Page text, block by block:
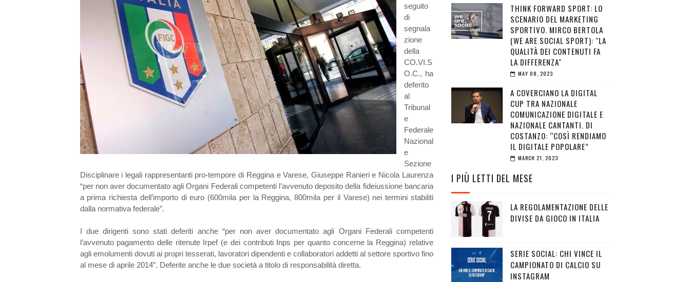
seguito
di
segnala
zione
della
CO.VI.S
O.C., ha
deferito
al
Tribunal
e
Federale
Nazional
e
Sezione
Disciplinare i legali rappresentanti pro-tempore di Reggina e Varese, Giuseppe Ranieri e Nicola Laurenza
“per non aver documentato agli Organi Federali competenti l’avvenuto deposito della fideiussione bancaria
a prima richiesta dell’importo di euro (600mila per la Reggina, 800mila per il Varese) nei termini stabiliti
dalla normativa federale”.
I due dirigenti sono stati deferiti anche “per non aver documentato agli Organi Federali competenti
l’avvenuto pagamento delle ritenute Irpef (e dei contributi Inps per quanto concerne la Reggina) relative
agli emolumenti dovuti ai propri tesserati, lavoratori dipendenti e collaboratori addetti al settore sportivo fino
al mese di aprile 2014”. Deferite anche le due società a titolo di responsabilità diretta.
THINK FORWARD SPORT: LO
SCENARIO DEL MARKETING
SPORTIVO. MIRCO BERTOLA
(WE ARE SOCIAL SPORT): "LA
QUALITÀ DEI CONTENUTI FA
LA DIFFERENZA"
MAY 08, 2023
A COVERCIANO LA DIGITAL
CUP TRA NAZIONALE
COMUNICAZIONE DIGITALE E
NAZIONALE CANTANTI. DI
COSTANZO: “COSÌ RENDIAMO
IL DIGITALE POPOLARE”
MARCH 21, 2023
I PIÙ LETTI DEL MESE
LA REGOLAMENTAZIONE DELLE
DIVISE DA GIOCO IN ITALIA
SERIE SOCIAL: CHI VINCE IL
CAMPIONATO DI CALCIO SU
INSTAGRAM